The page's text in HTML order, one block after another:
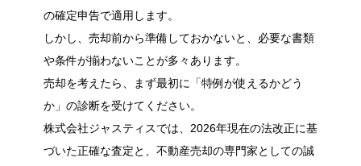
の確定申告で適用します。
しかし、売却前から準備しておかないと、必要な書類
や条件が揃わないことが多々あります。
売却を考えたら、まず最初に「特例が使えるかどう
か」の診断を受けてください。
株式会社ジャスティスでは、2026年現在の法改正に基
づいた正確な査定と、不動産売却の専門家としての誠